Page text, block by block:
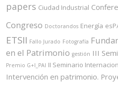
papers Ciudad Industrial
Congreso Doctorandos Energía
ETSII Fallo Jurado Fotografía
en el Patrimonio gestión III
Premio G+I_PAI II Seminario
Intervención en patrimonio.